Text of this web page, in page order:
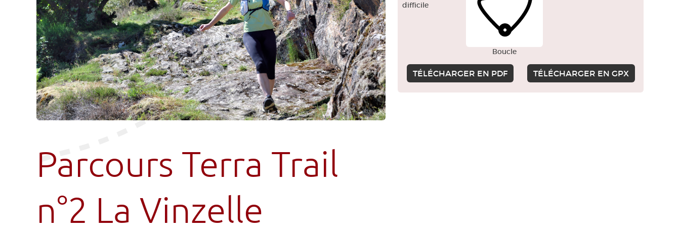
Parcours Terra Trail
n°2 La Vinzelle
difficile
Boucle
TÉLÉCHARGER EN PDF TÉLÉCHARGER EN GPX